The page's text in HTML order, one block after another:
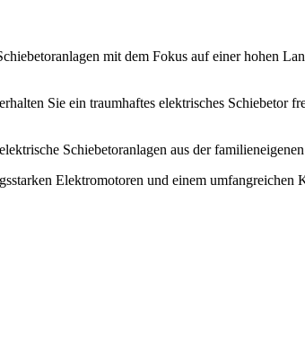
mit dem Fokus auf einer hohen
Sie ein traumhaftes elektrisches Schiebetor
Schiebetoranlagen aus der
Elektromotoren und einem umfangreichen